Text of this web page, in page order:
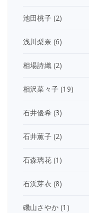
池田桃子(2)
浅川梨奈 (6)
相場詩織(2)
相沢菜々子 (19)
石井優希(3)
石井薫子(2)
石森璃花(1)
石浜芽衣 (8)
磯山さやか (1)